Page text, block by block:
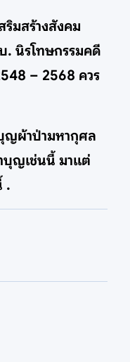
ริมสร้างสังคม
นิรโทษกรรมคดี
– 2568 ควร
ญผ้าป่ามหากุศล
บุญเช่นนี้ มาแต่
.